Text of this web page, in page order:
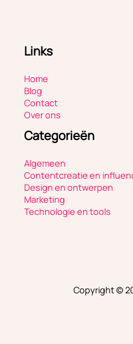
Links
Home
Blog
Contact
Over ons
Categorieën
Algemeen
Contentcreatie en
Design en ontwerpen
Marketing
Technologie en tools
Copyright ©